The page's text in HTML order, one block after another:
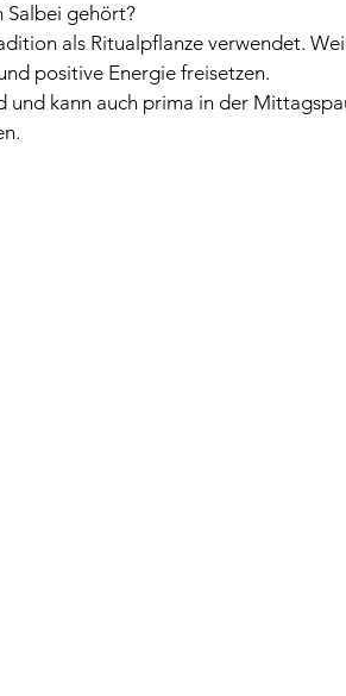
Salbei gehört?
als Ritualpflanze verwendet.
positive Energie freisetzen.
kann auch prima in der